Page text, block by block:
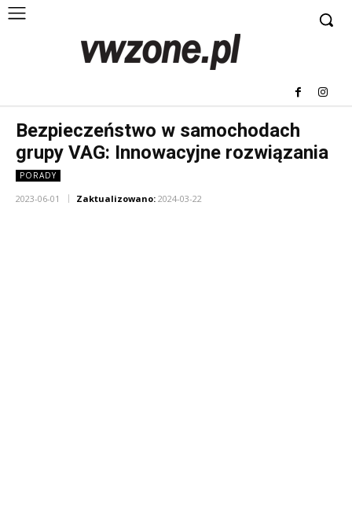
Bezpieczeństwo w samochodach
grupy VAG: Innowacyjne rozwiązania
PORADY
2023-06-01 Zaktualizowano: 2024-03-22